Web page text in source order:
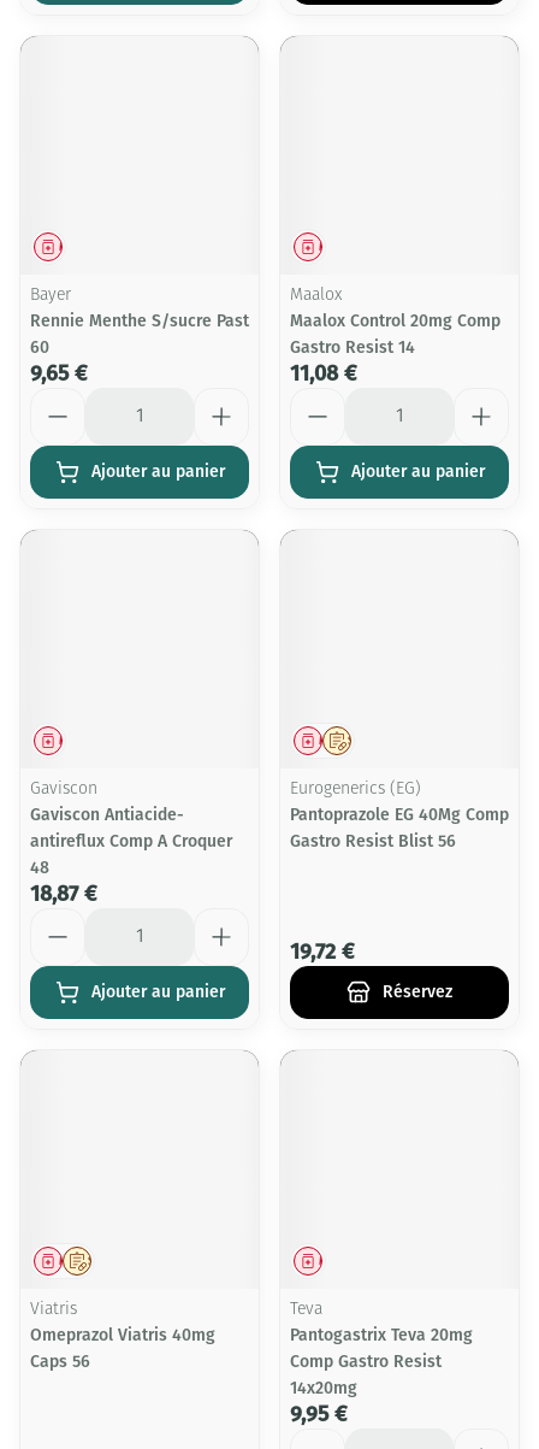
Médicament
Bayer
Rennie Menthe S/sucre Past
60
9,65 €
Ajouter au panier
Médicament
Maalox
Maalox Control 20mg Comp
Gastro Resist 14
11,08 €
Ajouter au panier
Médicament
Gaviscon
Gaviscon Antiacide-
antireflux Comp A Croquer
48
18,87 €
Ajouter au panier
Sur prescription
Médicament
Eurogenerics (EG)
Pantoprazole EG 40Mg Comp
Gastro Resist Blist 56
19,72 €
Réservez
Sur prescription
Médicament
Viatris
Omeprazol Viatris 40mg
Caps 56
Médicament
Teva
Pantogastrix Teva 20mg
Comp Gastro Resist
14x20mg
9,95 €